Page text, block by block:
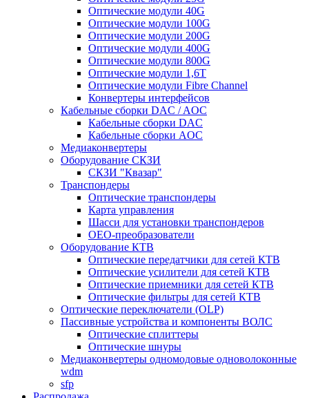
Оптические модули 40G
Оптические модули 100G
Оптические модули 200G
Оптические модули 400G
Оптические модули 800G
Оптические модули 1,6T
Оптические модули Fibre Channel
Конвертеры интерфейсов
Кабельные сборки DAC / AOC
Кабельные сборки DAC
Кабельные сборки AOC
Медиаконвертеры
Оборудование СКЗИ
СКЗИ "Квазар"
Транспондеры
Оптические транспондеры
Карта управления
Шасси для установки транспондеров
OEO-преобразователи
Оборудование КТВ
Оптические передатчики для сетей КТВ
Оптические усилители для сетей КТВ
Оптические приемники для сетей КТВ
Оптические фильтры для сетей КТВ
Оптические переключатели (OLP)
Пассивные устройства и компоненты ВОЛС
Оптические сплиттеры
Оптические шнуры
Медиаконвертеры одномодовые одноволоконные
wdm
sfp